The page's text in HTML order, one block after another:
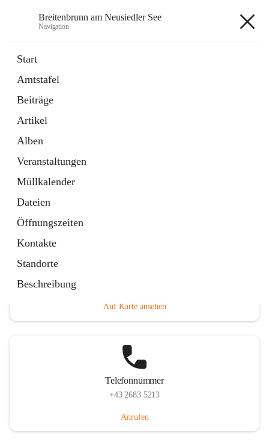
Breitenbrunn am Neusiedler See
Navigation
Start
Amtstafel
Beiträge
Artikel
Alben
Veranstaltungen
Müllkalender
Dateien
Öffnungszeiten
Kontakte
Standorte
Beschreibung
18 Schnellzugriffe
Gemeindeservice
Auf Karte ansehen
Telefonnummer
+43 2683 5213
Anrufen